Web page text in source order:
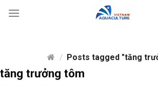
/ Posts tagged "tăng
tăng trưởng tôm